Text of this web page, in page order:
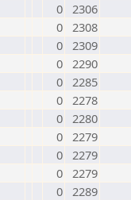
0 2306
0 2308
0 2309
0 2290
0 2285
0 2278
0 2280
0 2279
0 2279
0 2279
0 2289